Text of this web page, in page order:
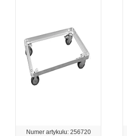
Numer artykułu: 256720